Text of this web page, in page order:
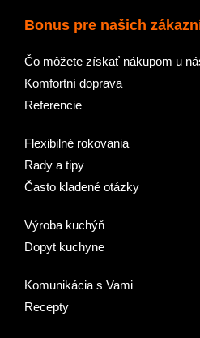
Bonus pre našich
Čo môžete získať nákupom u
Komfortní doprava
Referencie
Flexibilné rokovania
Rady a tipy
Často kladené otázky
Výroba kuchýň
Dopyt kuchyne
Komunikácia s Vami
Recepty